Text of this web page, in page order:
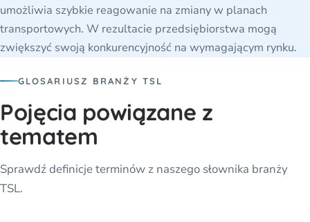
umożliwia szybkie reagowanie na zmiany w planach
transportowych. W rezultacie przedsiębiorstwa mogą
zwiększyć swoją konkurencyjność na wymagającym rynku.
GLOSARIUSZ BRANŻY TSL
Pojęcia powiązane z
tematem
Sprawdź definicje terminów z naszego słownika branży
TSL.